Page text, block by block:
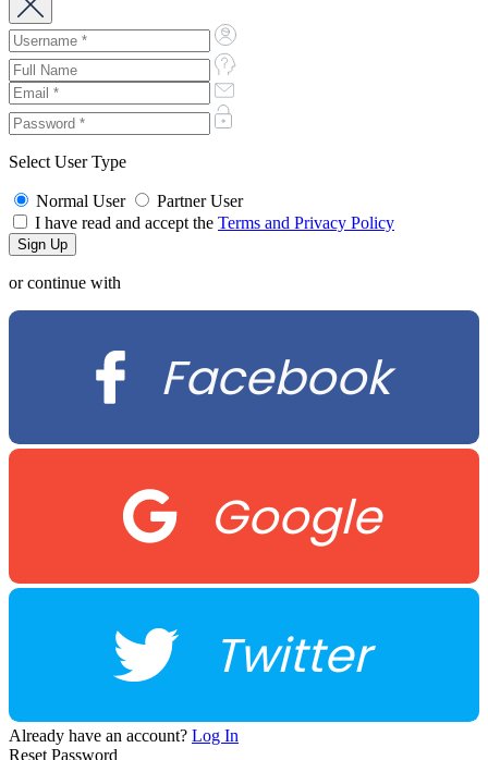
Select User Type
Normal User
Partner User
I have read and accept the Terms and Privacy Policy
or continue with
Facebook
Google
Twitter
Already have an account? Log In
Reset Password